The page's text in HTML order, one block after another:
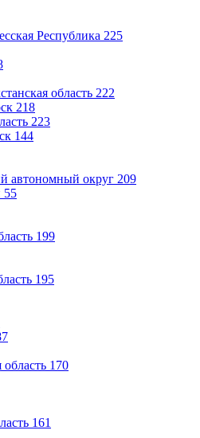
Республика 225
область 222
218
223
144
автономный округ 209
55
199
195
170
161